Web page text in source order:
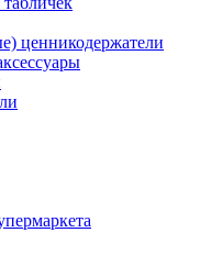
ценникодержатели